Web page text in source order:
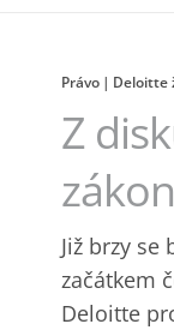
Právo Deloitte
Z
Již brzy
začátkem
Deloitte